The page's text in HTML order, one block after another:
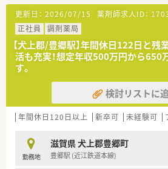
【募集背景と求める人物像について】
■今回は体制強化のための欠員補充と
だける新たな仲間を募集しています
■患者様一人ひとりに寄り添いながら
ュニケーションが取れる方を求めて
■チームワークを尊重し、他のスタッ
【求人情報について】
■これまでのご経験やご年齢を考慮
円の範囲で優遇いたします
ループならではの制度が整っています
■年間休日は124日と豊富で、完全週
ライベートとの両立が可能です
更新日： 2026/07/15 薬剤師求人ID：
正社員
調剤薬局
【犬上郡/豊郷駅】年間休日122日と残
活も充実！想定年収500万円から650
す。
検討リストに
年間休日120日以上 新卒可 未経験可
勤務地
滋賀県 犬上郡豊郷町
豊郷駅 (近江鉄道本線)